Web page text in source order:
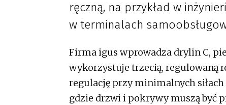
ręczną, na przykład w
w terminalach
Firma igus wprowadza drylin C,
wykorzystuje trzecią, regulowaną
regulację przy minimalnych
gdzie drzwi i pokrywy muszą być